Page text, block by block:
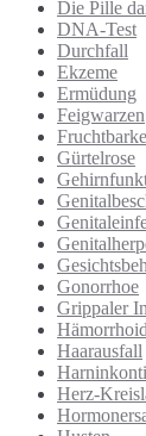
Die Pille
DNA-Test
Durchfall
Ekzeme
Ermüdung
Feigwarzen
Gürtelrose
Gonorrhoe
Grippaler
Haarausfall
Herz-